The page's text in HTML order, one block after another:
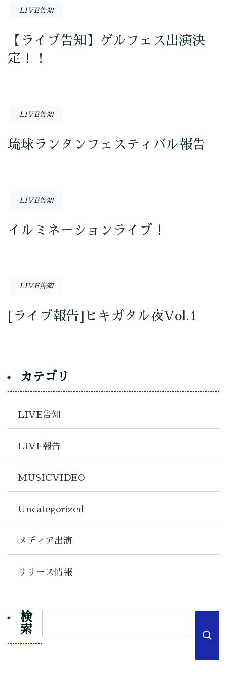
LIVE告知
【ライブ告知】ゲルフェス出演決
定！！
LIVE告知
琉球ランタンフェスティバル報告
LIVE告知
イルミネーションライブ！
LIVE告知
[ライブ報告]ヒキガタル夜Vol.1
カテゴリ
LIVE告知
LIVE報告
MUSICVIDEO
Uncategorized
メディア出演
リリース情報
検
索